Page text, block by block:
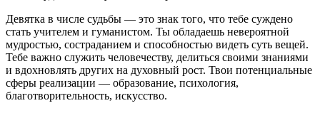
Девятка в числе судьбы — это знак того, что тебе суждено
стать учителем и гуманистом. Ты обладаешь невероятной
мудростью, состраданием и способностью видеть суть вещей.
Тебе важно служить человечеству, делиться своими знаниями
и вдохновлять других на духовный рост. Твои потенциальные
сферы реализации — образование, психология,
благотворительность, искусство.